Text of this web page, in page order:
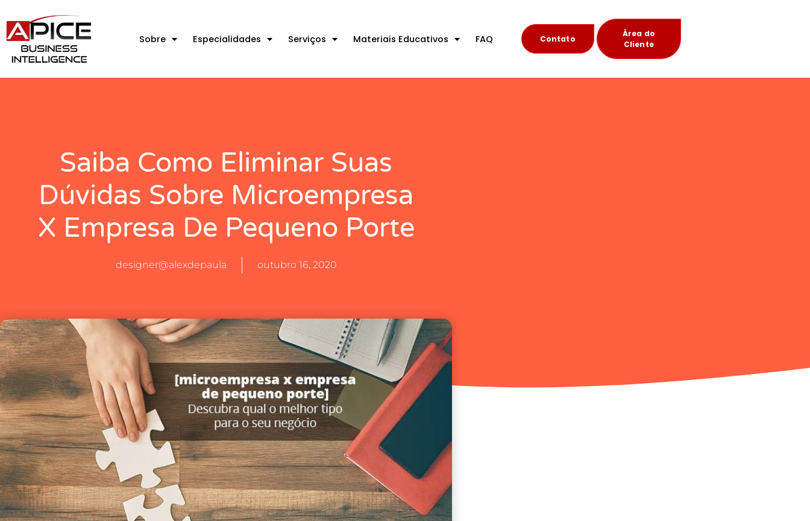
Sobre Especialidades Serviços Materiais Educativos FAQ Contato
Área do
Cliente
Saiba Como Eliminar Suas
Dúvidas Sobre Microempresa
X Empresa De Pequeno Porte
designer@alexdepaula outubro 16, 2020